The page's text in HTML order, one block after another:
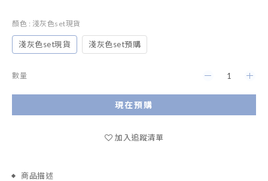
顏色 : 淺灰色set現貨
淺灰色set現貨 淺灰色set預購
數量
現在預購
加入追蹤清單
商品描述